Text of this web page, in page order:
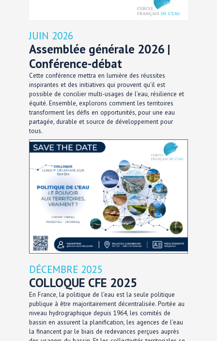
JUIN 2026
Assemblée générale 2026 |
Conférence-débat
Cette conférence mettra en lumière des réussites
inspirantes et des initiatives qui prouvent qu’il est
possible de concilier multi-usages de l’eau, résilience et
équité. Ensemble, explorons comment les territoires
transforment les défis en opportunités, pour une eau
partagée, durable et source de développement pour
tous.
DÉCEMBRE 2025
COLLOQUE CFE 2025
En France, la politique de l’eau est la seule politique
publique à être majoritairement décentralisée. Portée au
niveau hydrographique depuis 1964, les comités de
bassin en assurent la planification, les agences de l’eau
la financent par le biais de redevances perçues auprès